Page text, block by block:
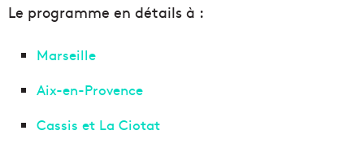
Le programme en détails à :
Marseille
Aix-en-Provence
Cassis et La Ciotat